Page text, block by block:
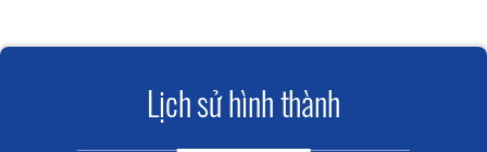
Lịch sử hình thành